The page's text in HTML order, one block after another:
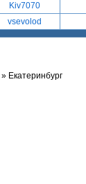
Kiv7070
vsevolod
» Екатеринбург